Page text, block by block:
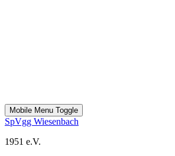
Mobile Menu Toggle
SpVgg Wiesenbach
1951 e.V.